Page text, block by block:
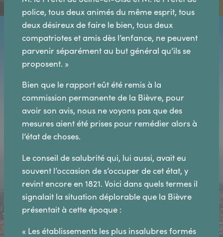
police, tous deux animés du même esprit, tous
deux désireux de faire le bien, tous deux
compatriotes et amis dès l’enfance, ne peuvent
parvenir séparément au but général qu’ils se
proposent. »
Bien que le rapport eût été remis à la
commission permanente de la Bièvre, pour
avoir son avis, nous ne voyons pas que des
mesures aient été prises pour remédier alors à
l’état de choses.
Le conseil de salubrité qui, lui aussi, avait eu
souvent l’occasion de s’occuper de cet état, y
revint encore en 1821. Voici dans quels termes il
signalait la situation déplorable que la Bièvre
présentait à cette époque :
« Les établissements les plus insalubres formés